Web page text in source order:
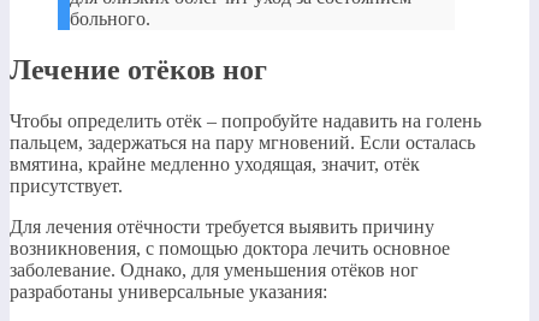
больного.
Лечение отёков ног
Чтобы определить отёк – попробуйте надавить на голень
пальцем, задержаться на пару мгновений. Если осталась
вмятина, крайне медленно уходящая, значит, отёк
присутствует.
Для лечения отёчности требуется выявить причину
возникновения, с помощью доктора лечить основное
заболевание. Однако, для уменьшения отёков ног
разработаны универсальные указания: